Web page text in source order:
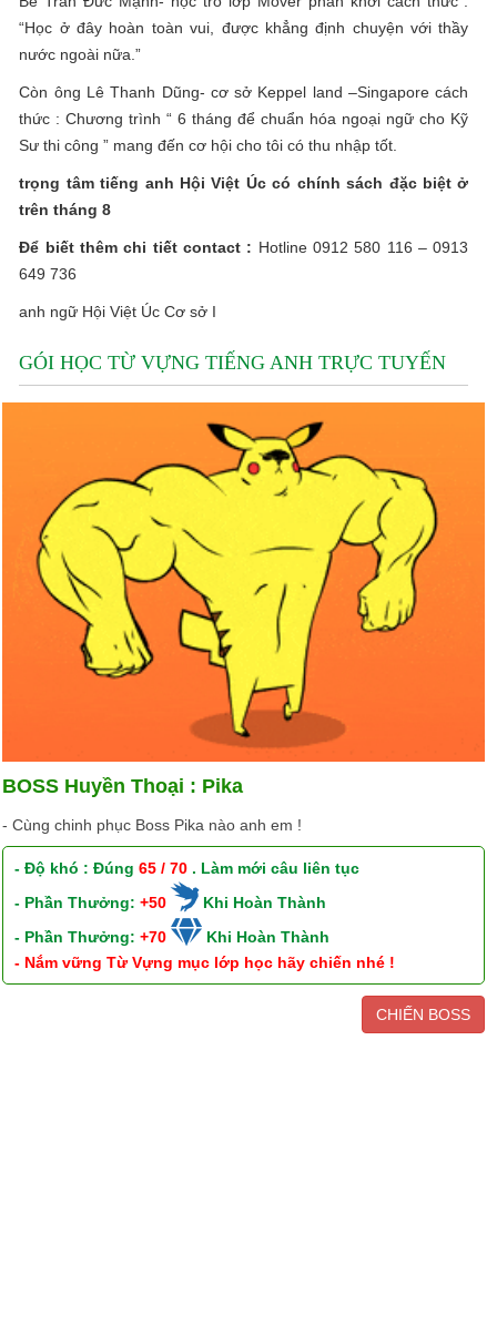
“Học ở đây hoàn toàn vui, được khẳng định chuyện với thầy
nước ngoài nữa.”
Còn ông Lê Thanh Dũng- cơ sở Keppel land –Singapore cách
thức : Chương trình “ 6 tháng để chuẩn hóa ngoại ngữ cho Kỹ
Sư thi công ” mang đến cơ hội cho tôi có thu nhập tốt.
trọng tâm tiếng anh Hội Việt Úc có chính sách đặc biệt ở
trên tháng 8
Để biết thêm chi tiết contact : Hotline 0912 580 116 – 0913
649 736
anh ngữ Hội Việt Úc Cơ sở I
GÓI HỌC TỪ VỰNG TIẾNG ANH TRỰC TUYẾN
BOSS Huyền Thoại : Pika
- Cùng chinh phục Boss Pika nào anh em !
- Độ khó : Đúng65 / 70 . Làm mới câu liên tục
- Phần Thưởng:+50
Khi Hoàn Thành
- Phần Thưởng:+70
Khi Hoàn Thành
- Nắm vững Từ Vựng mục lớp học hãy chiến nhé !
CHIẾN BOSS